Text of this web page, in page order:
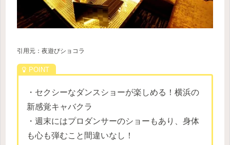
引用元：夜遊びショコラ
・セクシーなダンスショーが楽しめる！横浜の
新感覚キャバクラ
・週末にはプロダンサーのショーもあり、身体
も心も弾むこと間違いなし！